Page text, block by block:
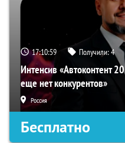
17:10:58 Получили:4
Интенсив «Автоконтент
еще нет конкурентов»
Россия
Бесплатно